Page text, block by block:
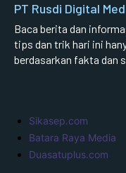
PT Rusdi Digital
Baca berita dan
tips dan trik hari ini
berdasarkan fakta dan
Sikasep.com
Batara Raya Media
Duasatuplus.com